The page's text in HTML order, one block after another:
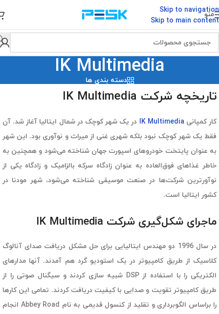
Skip to navigation
Skip to main content
منو
IK Multimedia
دسته بندی ها
تاریخچه شرکت IK Multimedia
کار کمپانیIK Multimedia در یک شهر کوچک در شمال ایتالیا آغاز شد. آن
فقط یک شهر کوچک نبود بلکه شهری غنی از میراث و نوآوری بود. این شهر
به عنوان پایتخت خودروهای اسپورت جهان شناخته می‌شود و همچنین به
خاطر غذاهای فوق‌العاده به عنوان زادگاه سرکه بالزامیک و زادگاه یکی از
نوآورترین شرکت‌ها در صنعت موسیقی شناخته می‌شود، شهر مودنا در
کشور ایتالیا است.
ماجرای شکل‌گیری شرکت IK Multimedia
در سال 1996 دو مهندس ایتالیایی برای حل مشکل دریافت صدای آنالوگ
کلاسیک از طریق کامپیوتر در یک استودیو گرد هم آمدند. آنها مدارهای
الکتریکی را با استفاده از DSP شبیه سازی کردند و سیگنال صوتی را از
طریق کامپیوتر تقویت و صدایی با کیفیت دریافت کردند. تمامی این کارها
را براساس الگوبرداری و تقلید از کنسول قدیمی به نام Abbey Road انجام